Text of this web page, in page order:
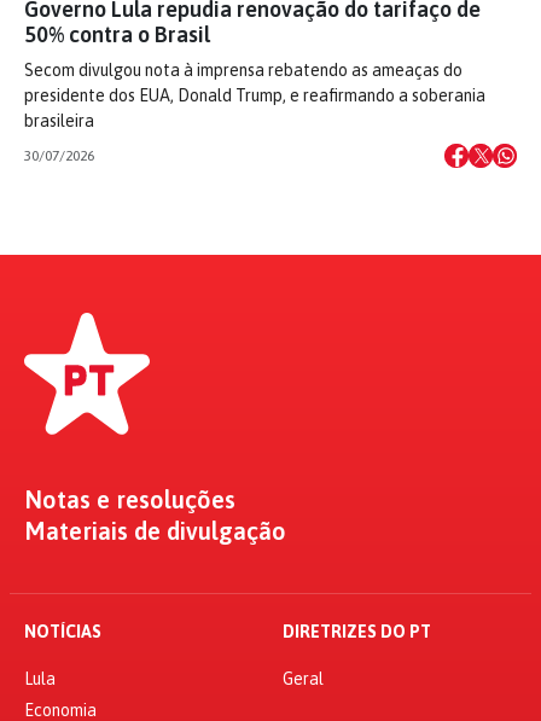
Governo Lula repudia renovação do tarifaço de
50% contra o Brasil
Secom divulgou nota à imprensa rebatendo as ameaças do
presidente dos EUA, Donald Trump, e reafirmando a soberania
brasileira
30/07/2026
Notas e resoluções
Materiais de divulgação
NOTÍCIAS
Lula
Economia
DIRETRIZES DO PT
Geral